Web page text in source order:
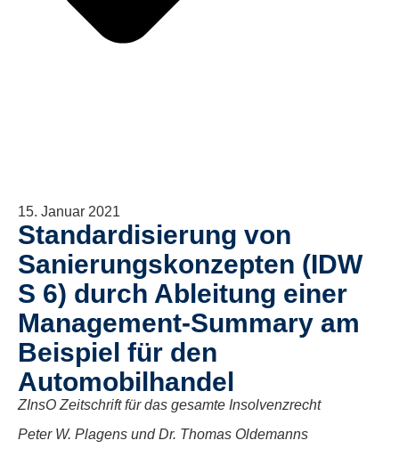
15. Januar 2021
Standardisierung von
Sanierungskonzepten (IDW
S 6) durch Ableitung einer
Management-Summary am
Beispiel für den
Automobilhandel
ZInsO Zeitschrift für das gesamte Insolvenzrecht
Peter W. Plagens und Dr. Thomas Oldemanns